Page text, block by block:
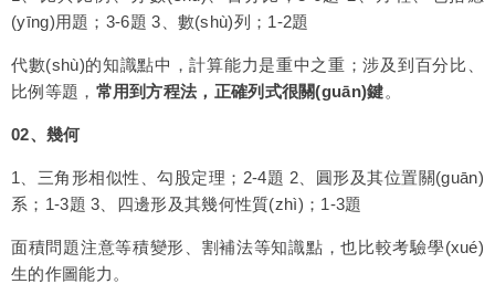
(yīng)用題；3-6題 3、數(shù)列；1-2題
代數(shù)的知識點中，計算能力是重中之重；涉及到百分比、
比例等題， 常用到方程法，正確列式很關(guān)鍵。
02、 幾何
1、三角形相似性、勾股定理；2-4題 2、圓形及其位置關(guān)
系；1-3題 3、四邊形及其幾何性質(zhì)；1-3題
面積問題注意等積變形、割補法等知識點，也比較考驗學(xué)
生的作圖能力。